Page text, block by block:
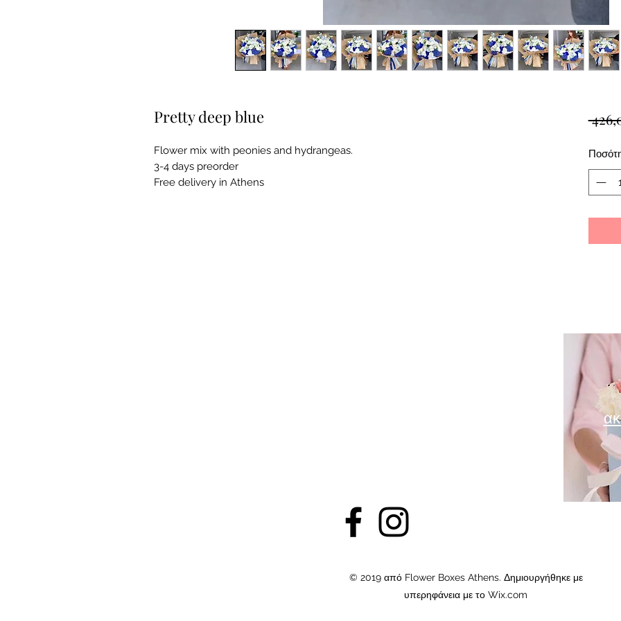
Pretty deep blue
Flower mix with peonies and hydrangeas.
3-4 days preorder
Free delivery in Athens
© 2019 από Flower Boxes Athens. Δημιουργήθηκε με
υπερηφάνεια με το Wix.com